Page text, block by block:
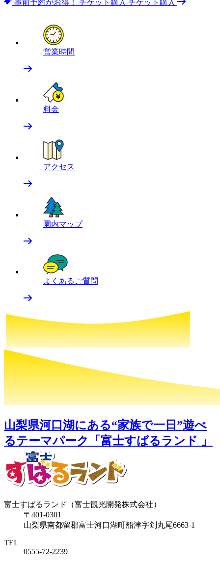
事前予約がお得！ チケット購入 チケット購入
営業時間
料金
アクセス
園内マップ
よくあるご質問
山梨県河口湖にある“家族で一日”遊べ
るテーマパーク「富士すばるランド 」
富士すばるランド（富士観光開発株式会社）
〒401-0301
山梨県南都留郡富士河口湖町船津字剣丸尾6663-1
TEL
0555-72-2239